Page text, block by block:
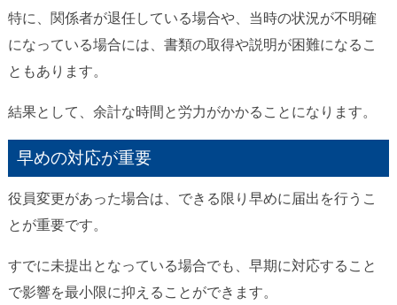
特に、関係者が退任している場合や、当時の状況が不明確
になっている場合には、書類の取得や説明が困難になるこ
ともあります。
結果として、余計な時間と労力がかかることになります。
早めの対応が重要
役員変更があった場合は、できる限り早めに届出を行うこ
とが重要です。
すでに未提出となっている場合でも、早期に対応すること
で影響を最小限に抑えることができます。